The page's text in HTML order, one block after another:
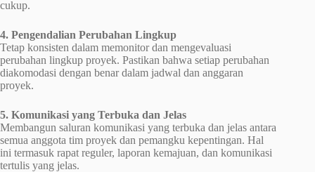
cukup.
4. Pengendalian Perubahan Lingkup
Tetap konsisten dalam memonitor dan mengevaluasi
perubahan lingkup proyek. Pastikan bahwa setiap perubahan
diakomodasi dengan benar dalam jadwal dan anggaran
proyek.
5. Komunikasi yang Terbuka dan Jelas
Membangun saluran komunikasi yang terbuka dan jelas antara
semua anggota tim proyek dan pemangku kepentingan. Hal
ini termasuk rapat reguler, laporan kemajuan, dan komunikasi
tertulis yang jelas.